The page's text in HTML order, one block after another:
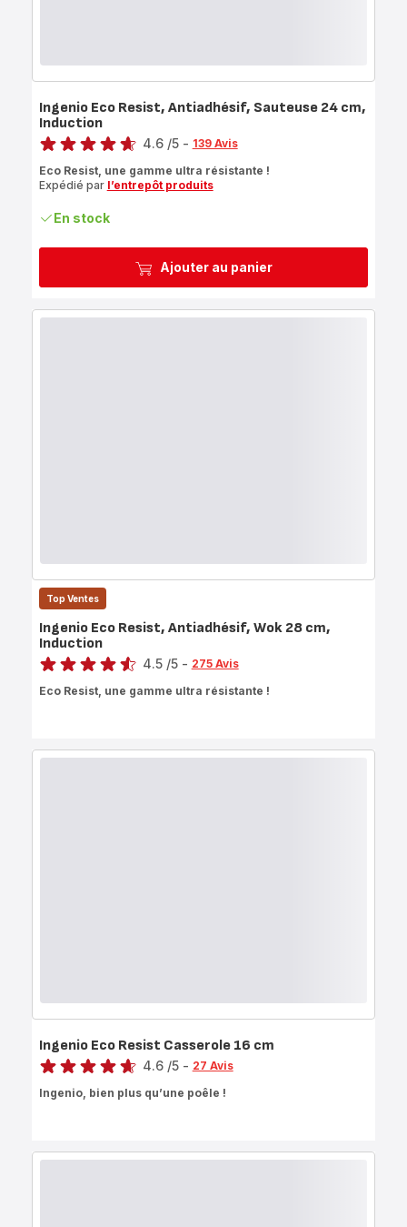
Ajouter au panier
Ingenio Eco Resist, Antiadhésif, Sauteuse 24 cm,
Induction
Note
4.6 /5 - 139 Avis
Eco Resist, une gamme ultra résistante !
Expédié par l’entrepôt produits
En stock
Top Ventes
Ingenio Eco Resist, Antiadhésif, Wok 28 cm,
Induction
Note
4.5 /5 - 275 Avis
Eco Resist, une gamme ultra résistante !
Ingenio Eco Resist Casserole 16 cm
Note
4.6 /5 - 27 Avis
Ingenio, bien plus qu’une poêle !